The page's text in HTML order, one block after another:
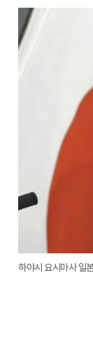
하야시 요시마사 일